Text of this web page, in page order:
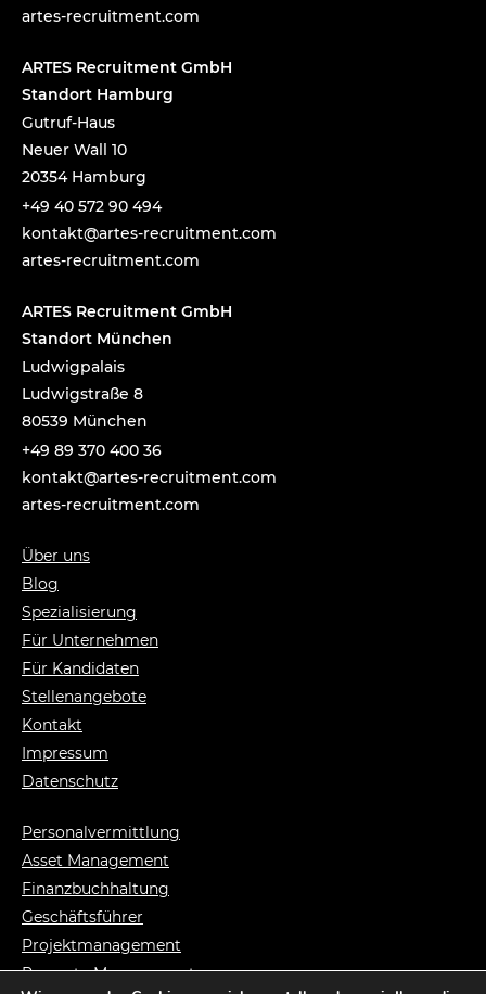
artes-recruitment.com
ARTES Recruitment GmbH
Standort Hamburg
Gutruf-Haus
Neuer Wall 10
20354 Hamburg
+49 40 572 90 494
moc.t
nemti
urcer
-setr
a@tka
tnok
artes-recruitment.com
ARTES Recruitment GmbH
Standort München
Ludwigpalais
Ludwigstraße 8
80539 München
+49 89 370 400 36
moc.t
nemti
urcer
-setr
a@tka
tnok
artes-recruitment.com
Über uns
Blog
Spezialisierung
Für Unternehmen
Für Kandidaten
Stellenangebote
Kontakt
Impressum
Datenschutz
Personalvermittlung
Asset Management
Finanzbuchhaltung
Geschäftsführer
Projektmanagement
Property Management